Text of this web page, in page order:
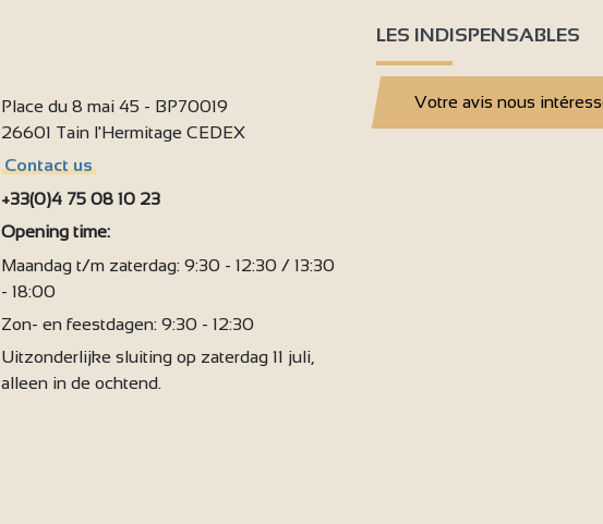
Place du 8 mai 45 - BP70019
26601 Tain l'Hermitage CEDEX
Contact us
+33(0)4 75 08 10 23
Opening time:
Maandag t/m zaterdag: 9:30 - 12:30 / 13:30
- 18:00
Zon- en feestdagen: 9:30 - 12:30
Uitzonderlijke sluiting op zaterdag 11 juli,
alleen in de ochtend.
LES INDISPENSABLES
Votre avis nous